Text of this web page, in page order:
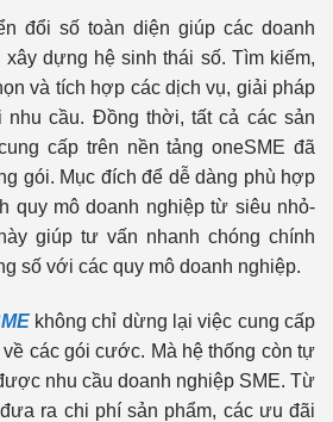
đổi số toàn diện giúp các doanh
xây dựng hệ sinh thái số. Tìm kiếm,
và tích hợp các dịch vụ, giải pháp
cầu. Đồng thời, tất cả các sản
cấp trên nền tảng oneSME đã
gói. Mục đích để dễ dàng phù hợp
quy mô doanh nghiệp từ siêu nhỏ-
giúp tư vấn nhanh chóng chính
số với các quy mô doanh nghiệp.
không chỉ dừng lại việc cung cấp
các gói cước. Mà hệ thống còn tự
nhu cầu doanh nghiệp SME. Từ
ra chi phí sản phẩm, các ưu đãi